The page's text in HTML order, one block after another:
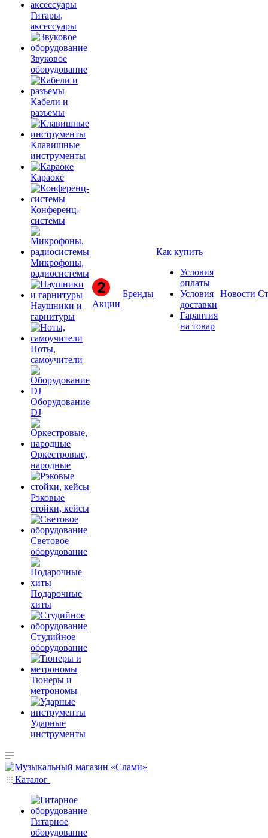
Гитары,
аксессуары
Звуковое
оборудование
Кабели и
разъемы
Клавишные
инструменты
Караоке
Конференц-
системы
Микрофоны,
радиосистемы
Наушники и
гарнитуры
Ноты,
самоучители
Оборудование
DJ
Оркестровые,
народные
Рэковые
стойки, кейсы
Световое
оборудование
Подарочные
хиты
Студийное
оборудование
Тюнеры и
метрономы
Ударные
инструменты
Акции
Бренды
Как купить
Условия
оплаты
Условия
доставки
Гарантия
на товар
Новости
Каталог
Гитарное
оборудование